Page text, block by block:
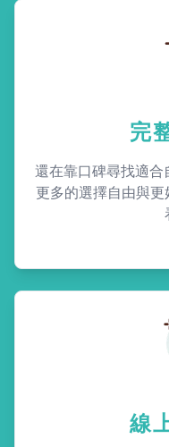
完
還在靠口碑尋找適
更多的選擇自由與
線